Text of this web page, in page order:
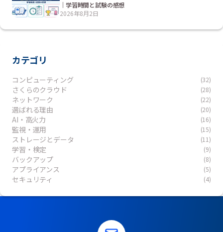
｜学習時間と試験の感想
2026年8月2日
カテゴリ
コンピューティング (32)
さくらのクラウド (28)
ネットワーク (22)
選ばれる理由 (20)
AI・高火力 (16)
監視・運用 (15)
ストレージとデータ (11)
学習・検定 (9)
バックアップ (8)
アプライアンス (5)
セキュリティ (4)